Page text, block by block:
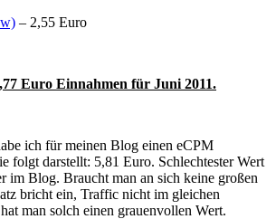
– 2,55 Euro
Euro Einnahmen für Juni 2011.
ich für meinen Blog einen eCPM
folgt darstellt: 5,81 Euro. Schlechtester Wert
im Blog. Braucht man an sich keine großen
bricht ein, Traffic nicht im gleichen
man solch einen grauenvollen Wert.